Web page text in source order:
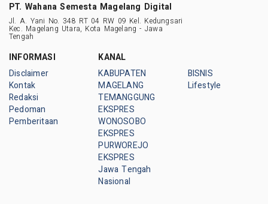
PT. Wahana Semesta Magelang Digital
Jl. A. Yani No. 348 RT 04 RW 09 Kel. Kedungsari
Kec. Magelang Utara, Kota Magelang - Jawa
Tengah
INFORMASI
Disclaimer
Kontak
Redaksi
Pedoman
Pemberitaan
KANAL
KABUPATEN
MAGELANG
TEMANGGUNG
EKSPRES
WONOSOBO
EKSPRES
PURWOREJO
EKSPRES
Jawa Tengah
Nasional
BISNIS
Lifestyle